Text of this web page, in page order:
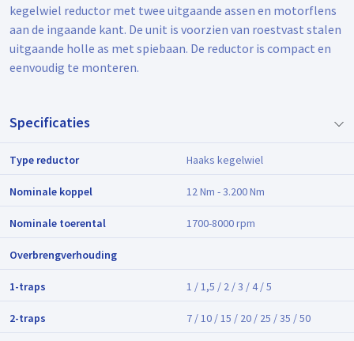
kegelwiel reductor met twee uitgaande assen en motorflens
aan de ingaande kant. De unit is voorzien van roestvast stalen
uitgaande holle as met spiebaan. De reductor is compact en
eenvoudig te monteren.
Specificaties
Type reductor Haaks kegelwiel
Nominale koppel 12 Nm - 3.200 Nm
Nominale toerental 1700-8000 rpm
Overbrengverhouding
1-traps 1 / 1,5 / 2 / 3 / 4 / 5
2-traps 7 / 10 / 15 / 20 / 25 / 35 / 50